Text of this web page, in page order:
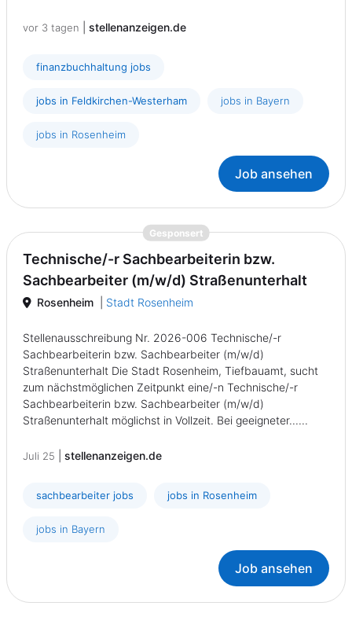
vor 3 tagen stellenanzeigen.de
finanzbuchhaltung jobs
jobs in Feldkirchen-Westerham jobs in Bayern
jobs in Rosenheim
Job ansehen
Gesponsert{prompt.job}
Technische/-r Sachbearbeiterin bzw.
Sachbearbeiter (m/w/d) Straßenunterhalt
Rosenheim Stadt Rosenheim
Stellenausschreibung Nr. 2026-006 Technische/-r
Sachbearbeiterin bzw. Sachbearbeiter (m/w/d)
Straßenunterhalt Die Stadt Rosenheim, Tiefbauamt, sucht
zum nächstmöglichen Zeitpunkt eine/-n Technische/-r
Sachbearbeiterin bzw. Sachbearbeiter (m/w/d)
Straßenunterhalt möglichst in Vollzeit. Bei geeigneter......
Juli 25 stellenanzeigen.de
sachbearbeiter jobs jobs in Rosenheim
jobs in Bayern
Job ansehen